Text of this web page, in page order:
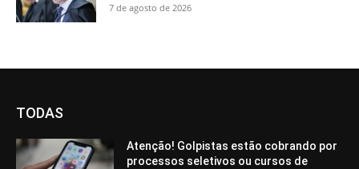
7 de agosto de 2026
TODAS
Atenção! Golpistas estão cobrando por
processos seletivos ou cursos de